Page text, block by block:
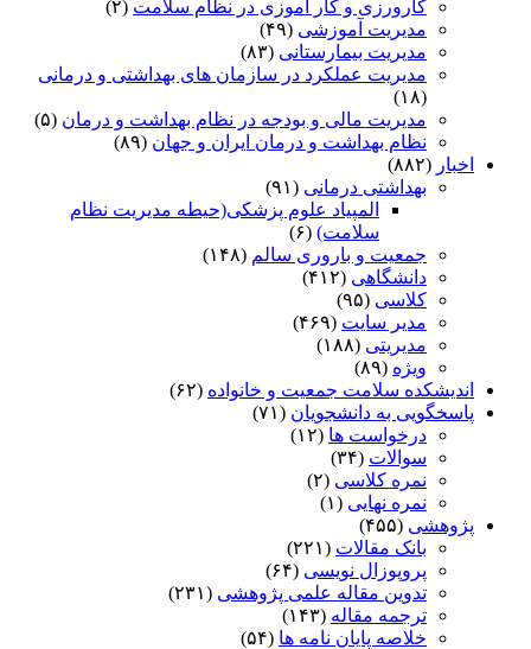
کارورزی و کار آموزی در نظام سلامت (۲)
مدیریت آموزشی (۴۹)
مدیریت بیمارستانی (۸۳)
مدیریت عملکرد در سازمان های بهداشتی و درمانی
(۱۸)
مدیریت مالی و بودجه در نظام بهداشت و درمان (۵)
نظام بهداشت و درمان ایران و جهان (۸۹)
اخبار (۸۸۲)
بهداشتی درمانی (۹۱)
المپیاد علوم پزشکی(حیطه مدیریت نظام
سلامت) (۶)
جمعیت و باروری سالم (۱۴۸)
دانشگاهی (۴۱۲)
کلاسی (۹۵)
مدیر سایت (۴۶۹)
مدیریتی (۱۸۸)
ویژه (۸۹)
اندیشکده سلامت جمعیت و خانواده (۶۲)
پاسخگویی به دانشجویان (۷۱)
درخواست ها (۱۲)
سوالات (۳۴)
نمره کلاسی (۲)
نمره نهایی (۱)
پژوهشی (۴۵۵)
بانک مقالات (۲۲۱)
پروپوزال نویسی (۶۴)
تدوین مقاله علمی پژوهشی (۲۳۱)
ترجمه مقاله (۱۴۳)
خلاصه پایان نامه ها (۵۴)